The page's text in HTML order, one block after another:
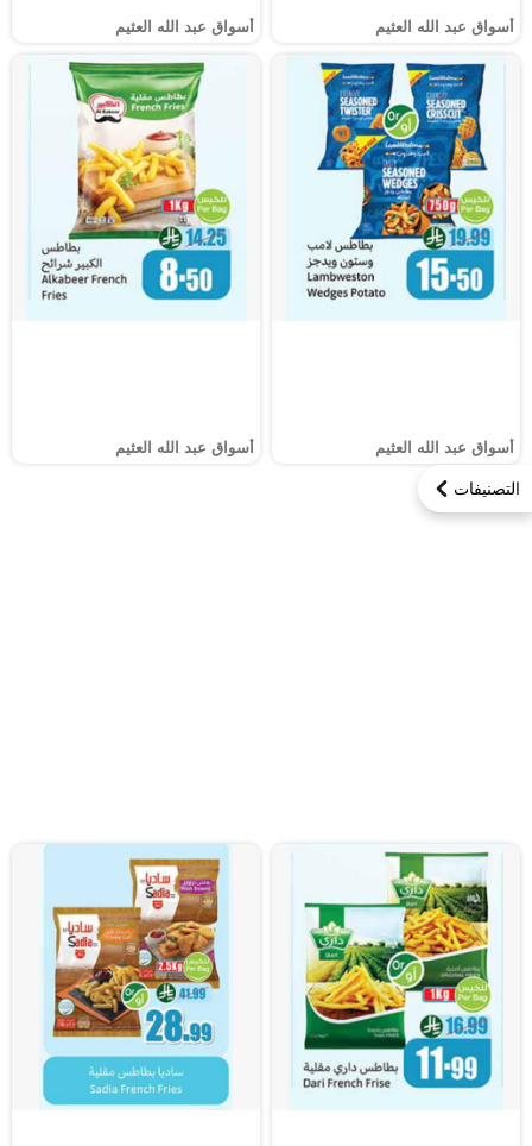
التصنيفات
أسواق عبد الله العثيم أسواق عبد الله العثيم
أسواق عبد الله العثيم أسواق عبد الله العثيم